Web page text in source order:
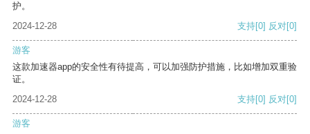
护。
2024-12-28
支持[0] 反对[0]
游客
这款加速器app的安全性有待提高，可以加强防护措施，比如增加双重验
证。
2024-12-28
支持[0] 反对[0]
游客